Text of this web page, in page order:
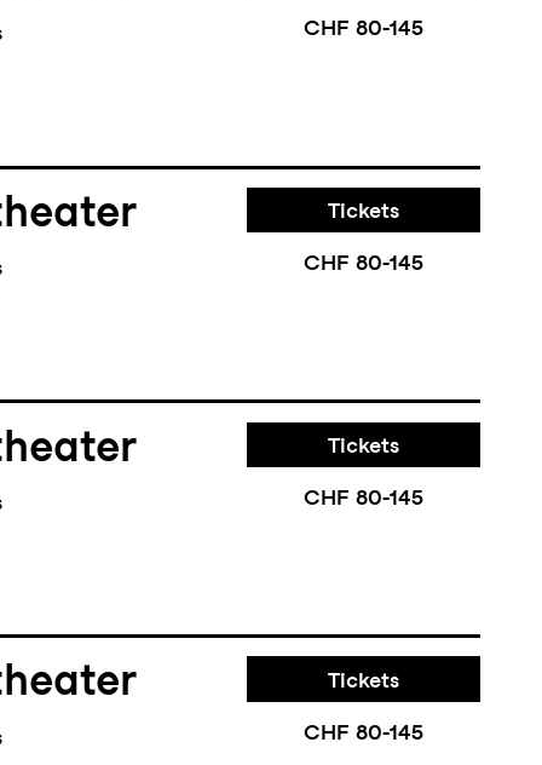
CHF 80-145
Tickets
CHF 80-145
Tickets
CHF 80-145
Tickets
CHF 80-145